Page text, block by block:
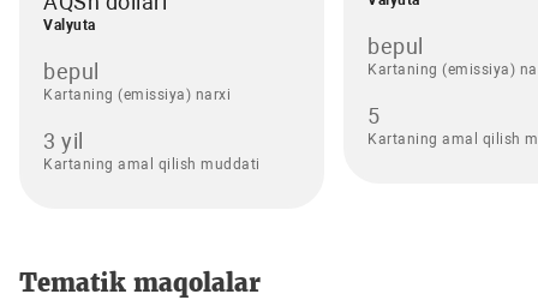
Valyuta
bepul
Kartaning (emissiya) narxi
3 yil
Kartaning amal qilish muddati
bepul
Kartaning (emissiya)
5
Kartaning amal qilish
Tematik maqolalar